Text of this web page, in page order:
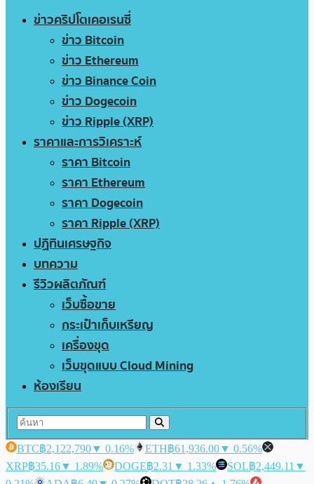
ข่าวคริปโตเคอเรนซี่
ข่าว Bitcoin
ข่าว Ethereum
ข่าว Binance Coin
ข่าว Dogecoin
ข่าว Ripple (XRP)
ราคาและการวิเคราะห์
ราคา Bitcoin
ราคา Ethereum
ราคา Dogecoin
ราคา Ripple (XRP)
ปฏิทินเศรษฐกิจ
บทความ
รีวิวผลิตภัณฑ์
เว็บซื้อขาย
กระเป๋าเก็บเหรียญ
เครื่องขุด
เว็บขุดแบบ Cloud Mining
ห้องเรียน
BTC฿2,122,790▼ 0.16% ETH฿61,936.00▼ 0.56%
XRP฿35.16▼ 1.89% DOGE฿2.31 ▼ 1.33% SOL฿2,449.11 ▼